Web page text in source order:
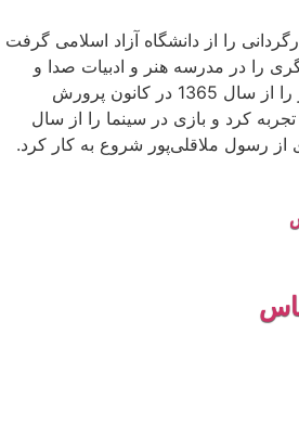
را از دانشگاه آزاد اسلامی گرفت
را در مدرسه هنر و ادبیات صدا و
سیما گذراند. بازی در تئاتر را از سال 1365 در کانون پرورش
کرد و بازی در سینما را از سال